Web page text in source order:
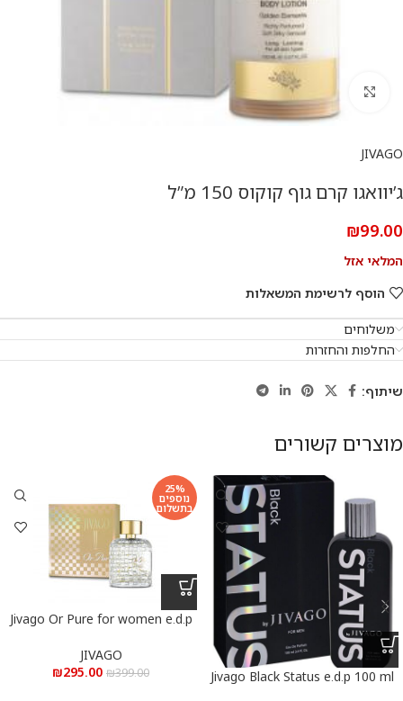
להגדלת התמונה
JIVAGO
ג’יוואגו קרם גוף קוקוס 150 מ”ל
₪99.00
המלאי אזל
הוסף לרשימת המשאלות
משלוחים
החלפות והחזרות
שיתוף:
מוצרים קשורים
Jivago Black Status e.d.p 100 ml
25%
נוספים
בתשלום
Jivago Or Pure for women e.d.p
א.ד.פ 100 מ”ל
JIVAGO
₪399.00
₪295.00